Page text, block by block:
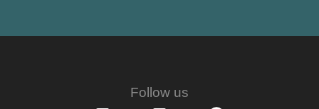
Follow us